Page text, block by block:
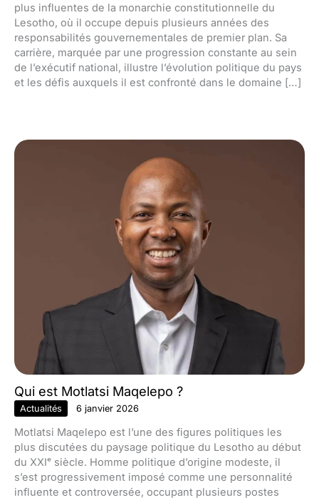
plus influentes de la monarchie constitutionnelle du
Lesotho, où il occupe depuis plusieurs années des
responsabilités gouvernementales de premier plan. Sa
carrière, marquée par une progression constante au sein
de l’exécutif national, illustre l’évolution politique du pays
et les défis auxquels il est confronté dans le domaine […]
Qui est Motlatsi Maqelepo ?
Actualités 6 janvier 2026
Motlatsi Maqelepo est l’une des figures politiques les
plus discutées du paysage politique du Lesotho au début
du XXIᵉ siècle. Homme politique d’origine modeste, il
s’est progressivement imposé comme une personnalité
influente et controversée, occupant plusieurs postes